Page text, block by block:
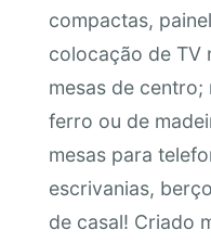
compactas,
colocação de TV
mesas de centro;
ferro ou de
mesas para
escrivanias,
de casal! Criado